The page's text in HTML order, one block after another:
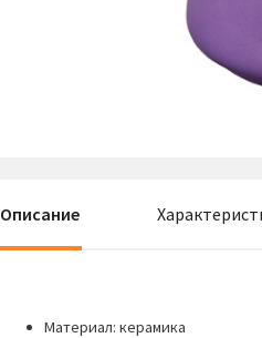
Описание
Материал: керамика